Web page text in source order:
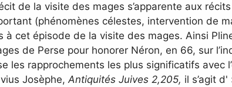
de la visite des mages s’apparente aux
(phénomènes célestes, intervention de
cet épisode de la visite des mages. Ainsi
de Perse pour honorer Néron, en 66, sur
les rapprochements les plus significatifs avec
Josèphe,Antiquités Juives 2,205, il s’agit d'